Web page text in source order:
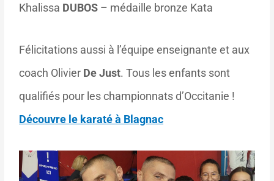
Khalissa DUBOS – médaille bronze Kata
Félicitations aussi à l’équipe enseignante et aux
coach Olivier De Just. Tous les enfants sont
qualifiés pour les championnats d’Occitanie !
Découvre le karaté à Blagnac